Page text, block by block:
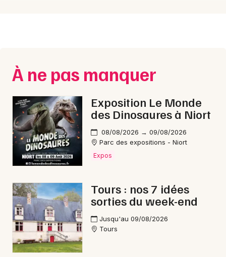
Bourses dans le Centre-Val de Loire
Newsletter des sorties
Artistes en tournée
Magazine en Indre-et-Loire
À ne pas manquer
Exposition Le Monde
des Dinosaures à Niort
08/08/2026 → 09/08/2026
Parc des expositions - Niort
Expos
Tours : nos 7 idées
sorties du week-end
Jusqu'au 09/08/2026
Tours